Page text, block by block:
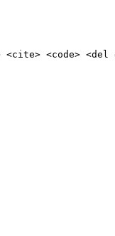
<code> <del